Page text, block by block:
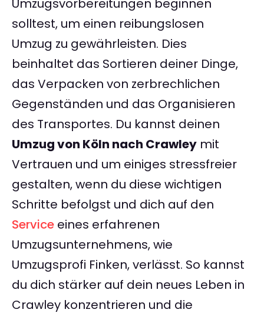
Umzugsvorbereitungen beginnen
solltest, um einen reibungslosen
Umzug zu gewährleisten. Dies
beinhaltet das Sortieren deiner Dinge,
das Verpacken von zerbrechlichen
Gegenständen und das Organisieren
des Transportes. Du kannst deinen
Umzug von Köln nach Crawley mit
Vertrauen und um einiges stressfreier
gestalten, wenn du diese wichtigen
Schritte befolgst und dich auf den
Service eines erfahrenen
Umzugsunternehmens, wie
Umzugsprofi Finken, verlässt. So kannst
du dich stärker auf dein neues Leben in
Crawley konzentrieren und die